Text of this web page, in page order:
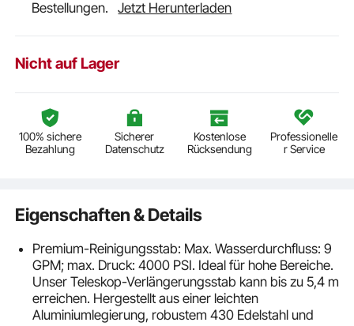
Bestellungen.
Jetzt Herunterladen
Nicht auf Lager
100% sichere
Bezahlung
Sicherer
Datenschutz
Kostenlose
Rücksendung
Professionelle
r Service
Eigenschaften & Details
Premium-Reinigungsstab: Max. Wasserdurchfluss: 9
GPM; max. Druck: 4000 PSI. Ideal für hohe Bereiche.
Unser Teleskop-Verlängerungsstab kann bis zu 5,4 m
erreichen. Hergestellt aus einer leichten
Aluminiumlegierung, robustem 430 Edelstahl und